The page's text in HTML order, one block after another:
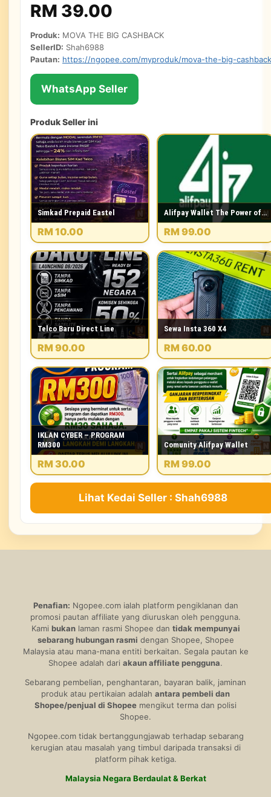
RM 39.00
Produk: MOVA THE BIG CASHBACK
SellerID: Shah6988
Pautan: https://ngopee.com/myproduk/mova-the-big-
WhatsApp Seller
Produk Seller ini
Simkad Prepaid Eastel
RM 10.00
Alifpay Wallet The Power of…
RM 99.00
Telco Baru Direct Line
RM 90.00
Sewa Insta 360 X4
RM 60.00
IKLAN CYBER – PROGRAM
RM300
RM 30.00
Comunity Alifpay Wallet
RM 99.00
Lihat Kedai Seller : Shah6988
Penafian: Ngopee.com ialah platform pengiklanan dan
promosi pautan affiliate yang diuruskan oleh pengguna.
Kami bukanlaman rasmi Shopee dan tidak mempunyai
sebarang hubungan rasmi dengan Shopee, Shopee
Malaysia atau mana-mana entiti berkaitan. Segala pautan ke
Shopee adalah dari akaun affiliate pengguna.
Sebarang pembelian, penghantaran, bayaran balik, jaminan
produk atau pertikaian adalah antara pembeli dan
Shopee/penjual di Shopee mengikut terma dan polisi
Shopee.
Ngopee.com tidak bertanggungjawab terhadap sebarang
kerugian atau masalah yang timbul daripada transaksi di
platform pihak ketiga.
Malaysia Negara Berdaulat & Berkat